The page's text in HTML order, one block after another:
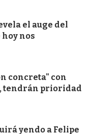
el auge del
nos
concreta" con
tendrán prioridad
yendo a Felipe